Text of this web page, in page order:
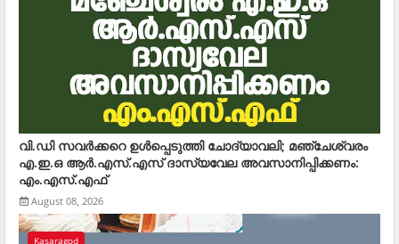
വി.ഡി സവര്‍ക്കറെ ഉള്‍പ്പെടുത്തി ചോദ്യാവലി; മഞ്ചേശ്വരം
എ.ഇ.ഒ ആര്‍.എസ്.എസ് ദാസ്യവേല അവസാനിപ്പിക്കണം:
എം.എസ്.എഫ്
August 08, 2026
Kasaragod